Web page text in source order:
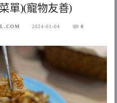
單)(寵物友善)
2024-01-04 0